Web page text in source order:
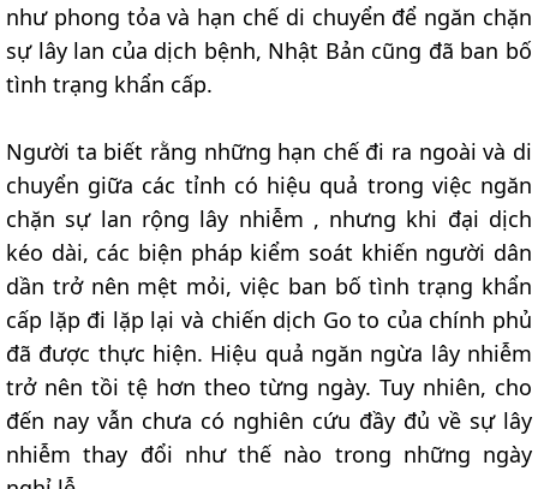
như phong tỏa và hạn chế di chuyển để ngăn chặn
sự lây lan của dịch bệnh, Nhật Bản cũng đã ban bố
tình trạng khẩn cấp.
Người ta biết rằng những hạn chế đi ra ngoài và di
chuyển giữa các tỉnh có hiệu quả trong việc ngăn
chặn sự lan rộng lây nhiễm , nhưng khi đại dịch
kéo dài, các biện pháp kiểm soát khiến người dân
dần trở nên mệt mỏi, việc ban bố tình trạng khẩn
cấp lặp đi lặp lại và chiến dịch Go to của chính phủ
đã được thực hiện. Hiệu quả ngăn ngừa lây nhiễm
trở nên tồi tệ hơn theo từng ngày. Tuy nhiên, cho
đến nay vẫn chưa có nghiên cứu đầy đủ về sự lây
nhiễm thay đổi như thế nào trong những ngày